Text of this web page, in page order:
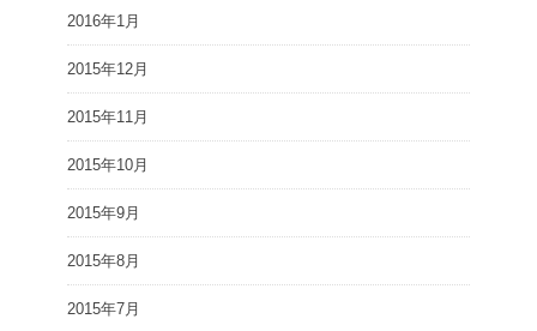
2016年1月
2015年12月
2015年11月
2015年10月
2015年9月
2015年8月
2015年7月